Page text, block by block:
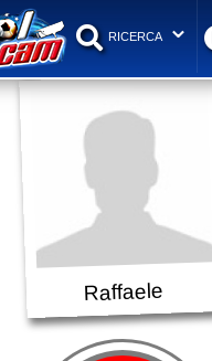
RICERCA
Raffaele